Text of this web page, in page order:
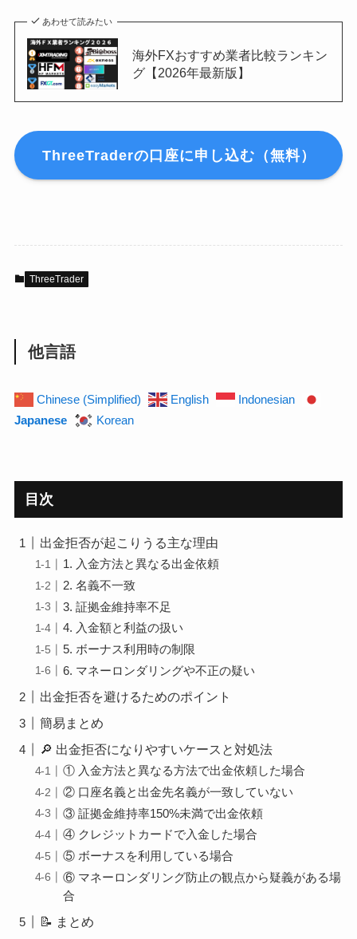
あわせて読みたい
海外FXおすすめ業者比較ランキン
グ【2026年最新版】
ThreeTraderの口座に申し込む（無料）
ThreeTrader
他言語
Chinese (Simplified) English
Indonesian
Japanese
Korean
目次
出金拒否が起こりうる主な理由
1. 入金方法と異なる出金依頼
2. 名義不一致
3. 証拠金維持率不足
4. 入金額と利益の扱い
5. ボーナス利用時の制限
6. マネーロンダリングや不正の疑い
出金拒否を避けるためのポイント
簡易まとめ
🔎 出金拒否になりやすいケースと対処法
① 入金方法と異なる方法で出金依頼した場合
② 口座名義と出金先名義が一致していない
③ 証拠金維持率150%未満で出金依頼
④ クレジットカードで入金した場合
⑤ ボーナスを利用している場合
⑥ マネーロンダリング防止の観点から疑義がある場
合
📝 まとめ